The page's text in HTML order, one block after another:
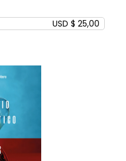
USD $ 25,00